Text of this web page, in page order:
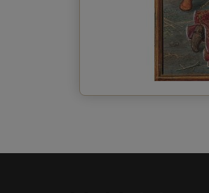
Envoyer la carte postale